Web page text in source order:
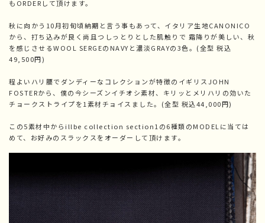
もORDERして頂けます。
秋に向かう10月初旬頃納期と言う事もあって、イタリア生地CANONICO
から、打ち込みが良く尚且つしっとりとした肌触りで 霜降りが美しい、秋
を感じさせるWOOL SERGEのNAVYと濃淡GRAYの3色。(全型 税込
49,500円)
程よいハリ腰でダンディーなコレクションが特徴のイギリスJOHN
FOSTERから、僕の今シーズンイチオシ素材、キリッとメリハリの効いた
チョークストライプを1素材チョイスました。(全型 税込44,000円)
この5素材中からillbe collection section1の6種類のMODELに当ては
めて、お好みのスラックスをオーダーして頂けます。